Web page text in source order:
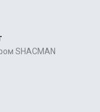
SHACMAN